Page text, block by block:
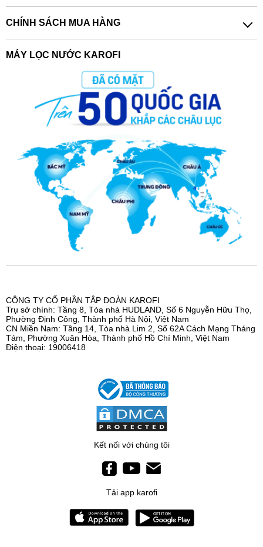
CHÍNH SÁCH MUA HÀNG
MÁY LỌC NƯỚC KAROFI
CÔNG TY CỔ PHẦN TẬP ĐOÀN KAROFI
Trụ sở chính: Tầng 8, Tòa nhà HUDLAND, Số 6 Nguyễn Hữu Thọ,
Phường Định Công, Thành phố Hà Nội, Việt Nam
CN Miền Nam: Tầng 14, Tòa nhà Lim 2, Số 62A Cách Mạng Tháng
Tám, Phường Xuân Hòa, Thành phố Hồ Chí Minh, Việt Nam
Điện thoại: 19006418
Kết nối với chúng tôi
Tải app karofi